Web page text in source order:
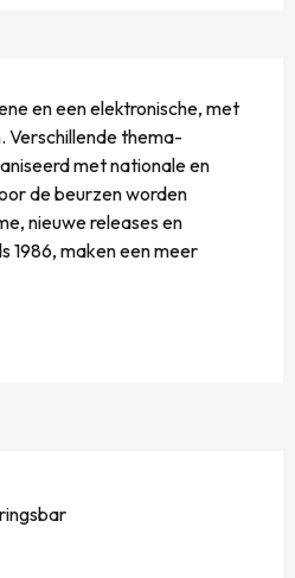
en een elektronische, met
Verschillende thema-
met nationale en
de beurzen worden
nieuwe releases en
1986, maken een meer